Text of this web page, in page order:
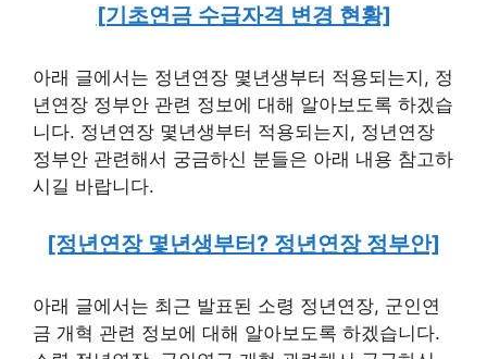
[기초연금 수급자격 변경 현황]
아래 글에서는 정년연장 몇년생부터 적용되는지, 정
년연장 정부안 관련 정보에 대해 알아보도록 하겠습
니다. 정년연장 몇년생부터 적용되는지, 정년연장
정부안 관련해서 궁금하신 분들은 아래 내용 참고하
시길 바랍니다.
[정년연장 몇년생부터? 정년연장 정부안]
아래 글에서는 최근 발표된 소령 정년연장, 군인연
금 개혁 관련 정보에 대해 알아보도록 하겠습니다.